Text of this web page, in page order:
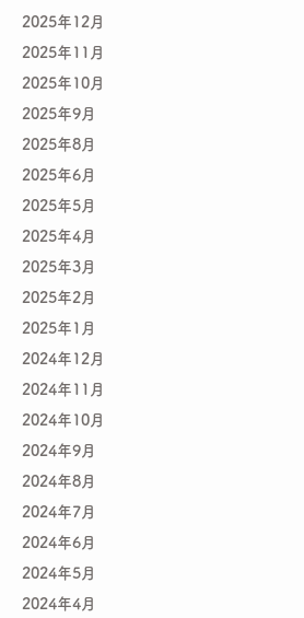
2025年12月
2025年11月
2025年10月
2025年9月
2025年8月
2025年6月
2025年5月
2025年4月
2025年3月
2025年2月
2025年1月
2024年12月
2024年11月
2024年10月
2024年9月
2024年8月
2024年7月
2024年6月
2024年5月
2024年4月